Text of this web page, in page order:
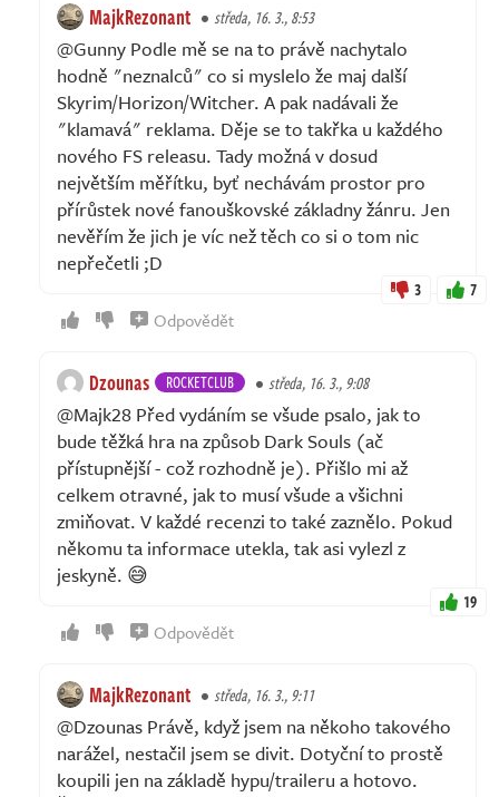
MajkRezonant středa, 16. 3., 8:53
@Gunny Podle mě se na to právě nachytalo
hodně "neznalců" co si myslelo že maj další
Skyrim/Horizon/Witcher. A pak nadávali že
"klamavá" reklama. Děje se to takřka u každého
nového FS releasu. Tady možná v dosud
největším měřítku, byť nechávám prostor pro
přírůstek nové fanouškovské základny žánru. Jen
nevěřím že jich je víc než těch co si o tom nic
nepřečetli ;D
3 7
Odpovědět
Dzounas ROCKETCLUB středa, 16. 3., 9:08
@Majk28 Před vydáním se všude psalo, jak to
bude těžká hra na způsob Dark Souls (ač
přístupnější - což rozhodně je). Přišlo mi až
celkem otravné, jak to musí všude a všichni
zmiňovat. V každé recenzi to také zaznělo. Pokud
někomu ta informace utekla, tak asi vylezl z
jeskyně. 😅
19
Odpovědět
MajkRezonant středa, 16. 3., 9:11
@Dzounas Právě, když jsem na někoho takového
narážel, nestačil jsem se divit. Dotyční to prostě
koupili jen na základě hypu/traileru a hotovo.